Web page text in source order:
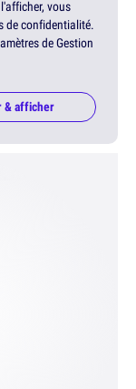
vous
de confidentialité.
de Gestion
& afficher